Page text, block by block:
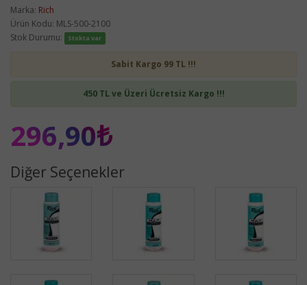
Marka: Rich
Ürün Kodu: MLS-500-2100
Stok Durumu:
Stokta var
Sabit Kargo 99 TL !!!
450 TL ve Üzeri Ücretsiz Kargo !!!
296,90₺
Diğer Seçenekler